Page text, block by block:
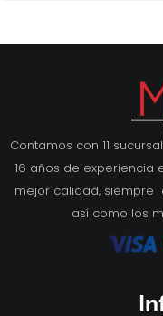
Contamos con 11
16 años de experiencia
mejor calidad, siempre
así como los